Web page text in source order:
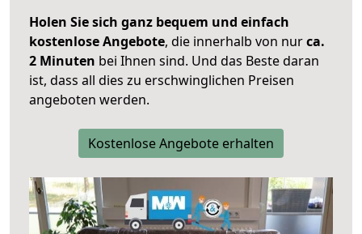
Holen Sie sich ganz bequem und einfach
kostenlose Angebote, die innerhalb von nurca.
2 Minuten bei Ihnen sind. Und das Beste daran
ist, dass all dies zu erschwinglichen Preisen
angeboten werden.
Kostenlose Angebote erhalten